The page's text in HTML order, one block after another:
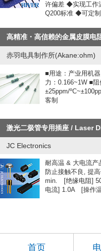
许偏差 ◆实现工作
Q200标准 ◆可定
高精准・高信赖的金属皮膜
赤羽电具制作所(Akane:ohm)
■用途：产业用机
力：0.166~1W ■
±25ppm/
客制
激光二极管专用插座 / Laser
JC Electronics
耐高温 & 大电流产
防止接触不良, 提
min. [绝缘电阻]
电流] 1.0A [操作
首页